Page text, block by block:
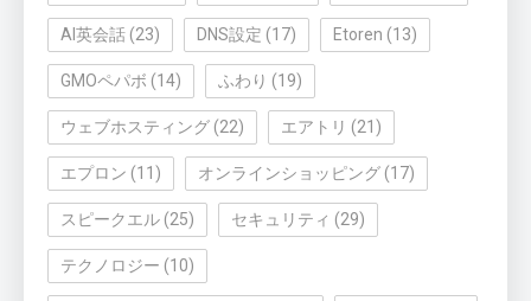
AI英会話 (23) DNS設定 (17) Etoren (13)
GMOペパボ (14) ふわり (19)
ウェブホスティング (22) エアトリ (21)
エプロン (11) オンラインショッピング (17)
スピークエル (25) セキュリティ (29)
テクノロジー (10)